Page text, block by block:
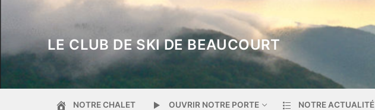
LE CLUB DE SKI DE BEAUCOURT
NOTRE CHALET OUVRIR NOTRE PORTE NOTRE ACTUALITÉ